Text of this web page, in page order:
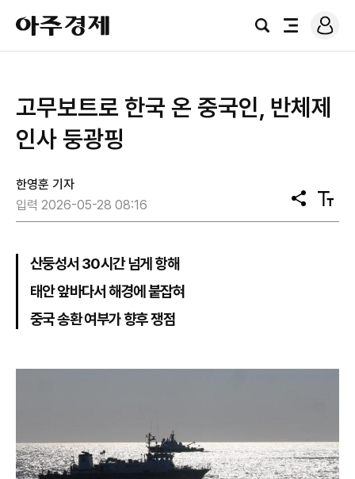
아
주
경
검
전
로
그
고무보트로 한국 온 중국인, 반체제
인사 둥광핑
한영훈 기자
입력 2026-05-28 08:16
공
유
텍
스
산둥성서 30시간 넘게 항해
태안 앞바다서 해경에 붙잡혀
중국 송환 여부가 향후 쟁점